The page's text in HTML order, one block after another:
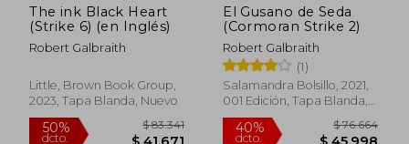
The ink Black Heart
(Strike 6) (en Inglés)
Robert Galbraith
Little, Brown Book Group,
2023, Tapa Blanda, Nuevo
El Gusano de Seda
(Cormoran Strike 2)
Robert Galbraith
(1)
Salamandra Bolsillo, 2021,
001 Edición, Tapa Blanda,
Nuevo